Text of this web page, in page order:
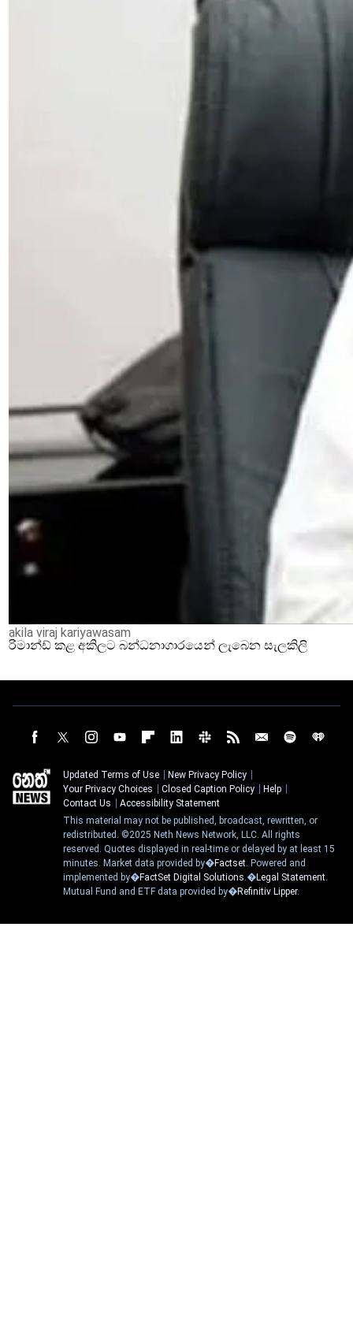
akila viraj kariyawasam
රිමාන්ඩ් කළ අකිලට බන්ධනාගාරයෙන් ලැබෙන සැලකිලි
Updated Terms of Use
New Privacy Policy
Your Privacy Choices
Closed Caption Policy
Help
Contact Us
Accessibility Statement
This material may not be published, broadcast, rewritten, or
redistributed. ©2025 Neth News Network, LLC. All rights
reserved. Quotes displayed in real-time or delayed by at least 15
minutes. Market data provided by�Factset. Powered and
implemented by�FactSet Digital Solutions.�Legal Statement.
Mutual Fund and ETF data provided by�Refinitiv Lipper.